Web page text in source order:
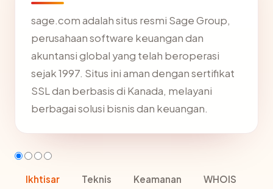
sage.com adalah situs resmi Sage Group,
perusahaan software keuangan dan
akuntansi global yang telah beroperasi
sejak 1997. Situs ini aman dengan sertifikat
SSL dan berbasis di Kanada, melayani
berbagai solusi bisnis dan keuangan.
Ikhtisar Teknis Keamanan WHOIS